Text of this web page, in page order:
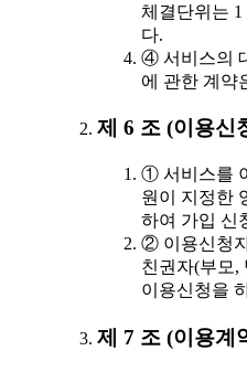
체결단위는
다.
④ 서비스의
에 관한 계약
제 6 조 (이용신
① 서비스를
원이 지정한
하여 가입 신
② 이용신청
친권자(부모,
이용신청을
제 7 조 (이용계